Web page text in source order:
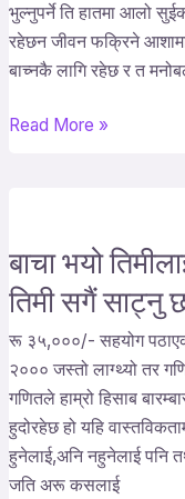
भुल्नुपर्ने ति हातमा आलो
रहेछन जीवन फक्रिने
बाच्नकै लागि रहेछ र त
खै
कसरी
र
सामर्थ्यले
आशुका
भेल।
Read More »
बाचा भयो
तिमी सगैं साट्नु
रू ३५,०००/- सहयोग
२००० जस्तो लाग्थ्यो तर
गणितले हाम्रो हिसाब
हुदोरहेछ हो यहि
हुनेलाई,अनि नहुनेलाई पनि
जति अरू कसलाई
बाचा
भयो
तिमीलाई
मेरो
जीन्दगीका
मेरा
सफलता
तिमी
सगैं